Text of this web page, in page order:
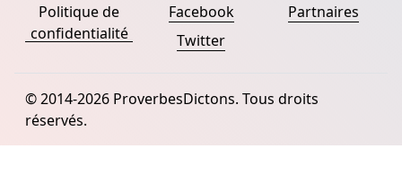
Politique de
confidentialité
Facebook
Twitter
Partnaires
© 2014-2026 ProverbesDictons. Tous droits
réservés.